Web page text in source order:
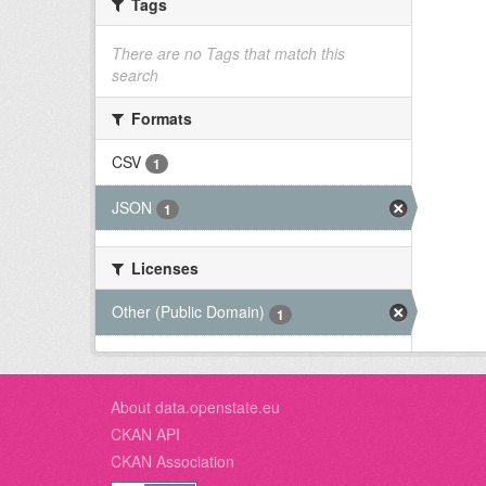
There are no Tags that match this
search
Formats
CSV
1
JSON 1
Licenses
Other (Public Domain)
1
About data.openstate.eu
CKAN API
CKAN Association